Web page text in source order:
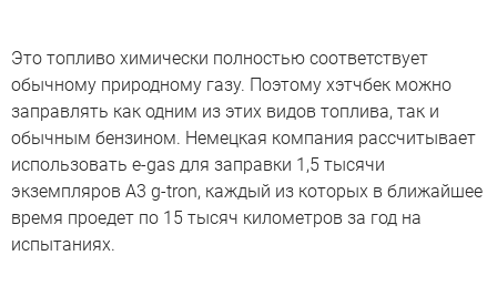
Это топливо химически полностью соответствует
обычному природному газу. Поэтому хэтчбек можно
заправлять как одним из этих видов топлива, так и
обычным бензином. Немецкая компания рассчитывает
использовать e-gas для заправки 1,5 тысячи
экземпляров A3 g-tron, каждый из которых в ближайшее
время проедет по 15 тысяч километров за год на
испытаниях.